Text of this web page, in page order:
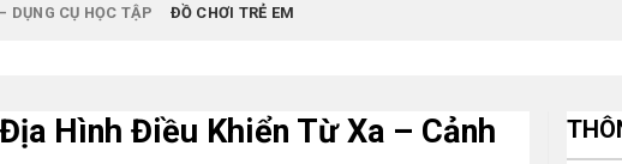
DỤNG CỤ HỌC TẬP ĐỒ CHƠI TRẺ EM
Hình Điều Khiển Từ Xa – Cảnh